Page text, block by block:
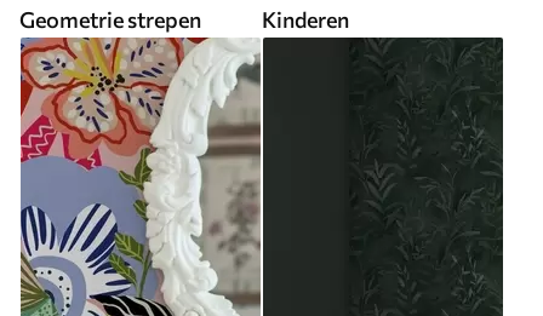
Geometrie strepen Kinderen